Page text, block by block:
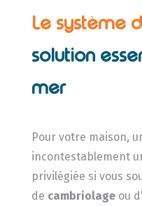
Le système
solution
mer
Pour votre maison,
incontestablement
privilégiée si vous
de cambriolageou